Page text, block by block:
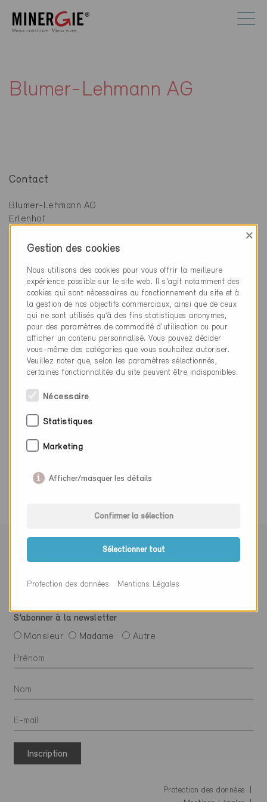
Blumer-Lehmann AG
Contact
Blumer-Lehmann AG
Erlenhof
info@blumer-lehmann.com
www.blumer-lehmann.com
Catégorie
Construction bois
S’abonner à la newsletter
Monsieur
Madame Autre
Inscription
Protection des données
Gestion des cookies
×
Nous utilisons des cookies pour vous offrir la meilleure
expérience possible sur le site web. Il s'agit notamment des
cookies qui sont nécessaires au fonctionnement du site et à
la gestion de nos objectifs commerciaux, ainsi que de ceux
qui ne sont utilisés qu’à des fins statistiques anonymes,
pour des paramètres de commodité d’utilisation ou pour
afficher un contenu personnalisé. Vous pouvez décider
vous-même des catégories que vous souhaitez autoriser.
Veuillez noter que, selon les paramètres sélectionnés,
certaines fonctionnalités du site peuvent être indisponibles.
Nécessaire
Statistiques
Marketing
Afficher/masquer les détails
Confirmer la sélection
Sélectionner tout
Protection des données Mentions Légales